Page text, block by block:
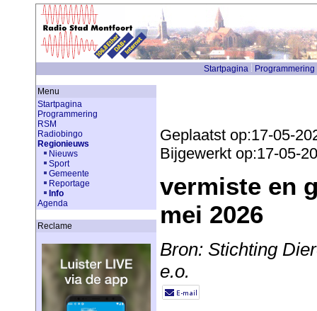
Startpagina Programmering
Menu
Startpagina
Programmering
RSM
Radiobingo
Regionieuws
Nieuws
Sport
Gemeente
Reportage
Info
Agenda
Reclame
Geplaatst op:17-05-
Bijgewerkt op:17-05-
vermiste en
mei 2026
Bron: Stichting
e.o.